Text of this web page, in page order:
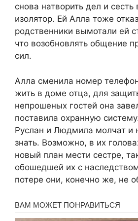
снова натворить дел и
изолятор. Ей Алла тоже
родственники вымотали ей
что возобновлять общение
сил.
Алла сменила номер
жить в доме отца, для
непрошеных гостей она
поставила охранную
Руслан и Людмила молчат и
знать. Возможно, в их
новый план мести сестре,
обошедшей их с
потере они, конечно же, не